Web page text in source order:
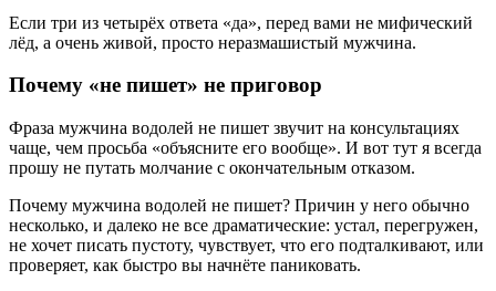
Если три из четырёх ответа «да», перед вами не мифический
лёд, а очень живой, просто неразмашистый мужчина.
Почему «не пишет» не приговор
Фраза мужчина водолей не пишет звучит на консультациях
чаще, чем просьба «объясните его вообще». И вот тут я всегда
прошу не путать молчание с окончательным отказом.
Почему мужчина водолей не пишет? Причин у него обычно
несколько, и далеко не все драматические: устал, перегружен,
не хочет писать пустоту, чувствует, что его подталкивают, или
проверяет, как быстро вы начнёте паниковать.